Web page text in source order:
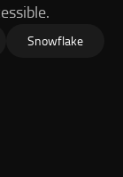
Snowflake